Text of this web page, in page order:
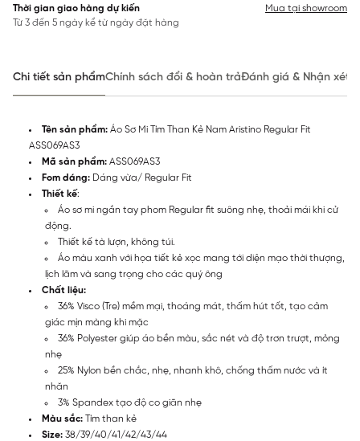
Thời gian giao hàng dự kiến
Từ 3 đến 5 ngày kể từ ngày đặt hàng
Mua tại showroom
Chi tiết sản phẩmChính sách đổi & hoàn trảĐánh giá & Nhận xét
Tên sản phẩm: Áo Sơ Mi Tím Than Kẻ Nam Aristino Regular Fit
ASS069AS3
Mã sản phẩm: ASS069AS3
Fom dáng: Dáng vừa/ Regular Fit
Thiết kế:
Áo sơ mi ngắn tay phom Regular fit suông nhẹ, thoải mái khi cử
động.
Thiết kế tà lượn, không túi.
Áo màu xanh với họa tiết kẻ xọc mang tới diện mạo thời thượng,
lịch lãm và sang trọng cho các quý ông
Chất liệu:
36% Visco (Tre) mềm mại, thoáng mát, thấm hút tốt, tạo cảm
giác mịn màng khi mặc
36% Polyester giúp áo bền màu, sắc nét và độ trơn trượt, mỏng
nhẹ
25% Nylon bền chắc, nhẹ, nhanh khô, chống thấm nước và ít
nhăn
3% Spandex tạo độ co giãn nhẹ
Màu sắc: Tím than kẻ
Size: 38/39/40/41/42/43/44